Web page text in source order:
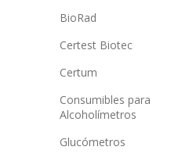
BioRad
Certest Biotec
Certum
Consumibles para
Alcoholímetros
Glucómetros